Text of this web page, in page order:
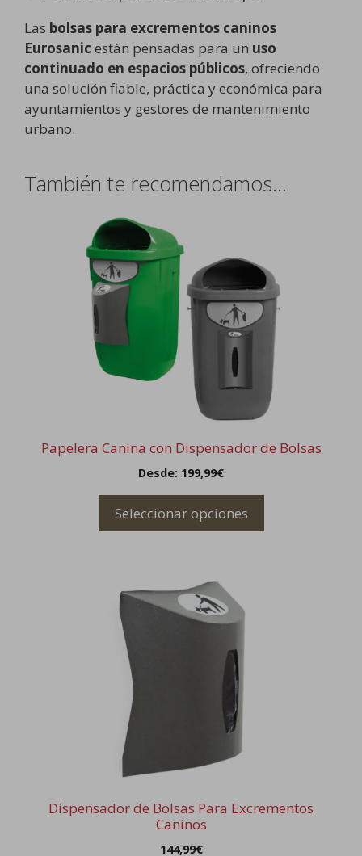
Las bolsas para excrementos caninos
Eurosanic están pensadas para un uso
continuado en espacios públicos, ofreciendo
una solución fiable, práctica y económica para
ayuntamientos y gestores de mantenimiento
urbano.
También te recomendamos…
Papelera Canina con Dispensador de Bolsas
Desde: 199,99€
Seleccionar opciones
Dispensador de Bolsas Para Excrementos
Caninos
144,99€